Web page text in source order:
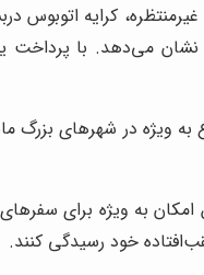
کرایه اتوبوس
نشان می‌دهد. با
ویژه در شهرهای بزرگ
به ویژه برای
خود رسیدگی کنند.